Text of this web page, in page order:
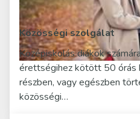
Közösségi szolgálat
Középiskolás diákok
érettségihez kötött 50 órás
részben, vagy egészben
közösségi…